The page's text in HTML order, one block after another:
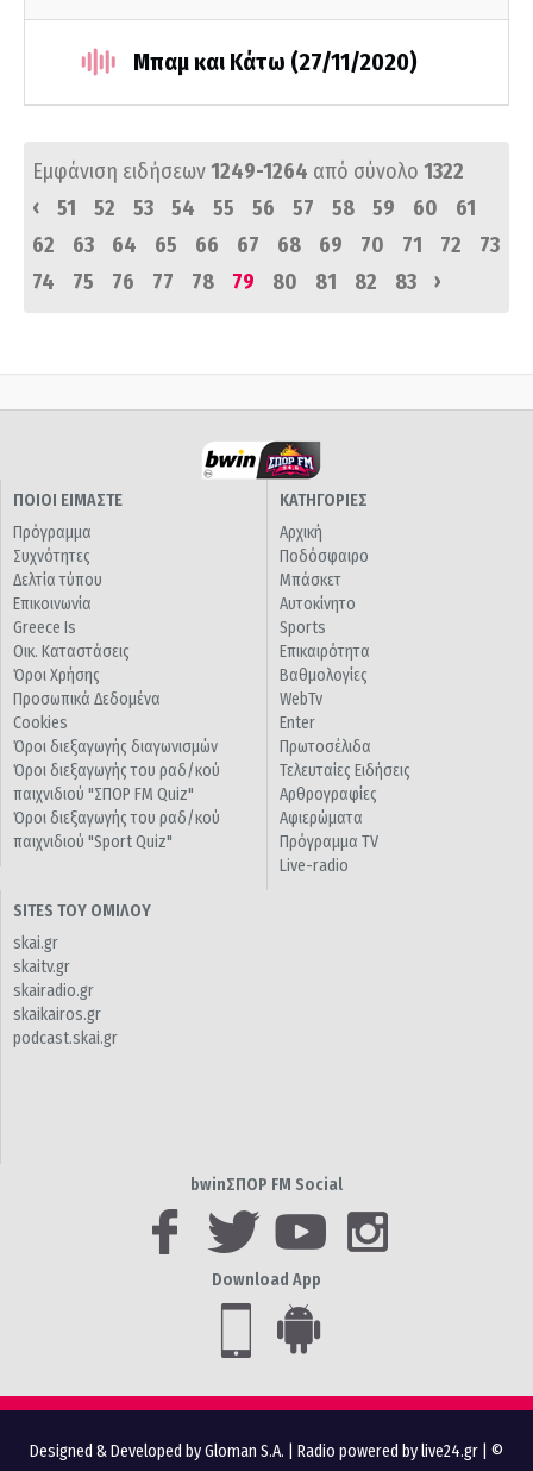
Μπαμ και Κάτω (27/11/2020)
Εμφάνιση ειδήσεων1249-1264 από σύνολο 1322
‹
51 52 53 54 55 56 57 58 59 60
61
62
63 64 65 66 67 68 69 70 71 72
73
74
75 76 77 78 79 80 81 82 83 ›
ΠΟΙΟΙ ΕΙΜΑΣΤΕ
Πρόγραμμα
Συχνότητες
Δελτία τύπου
Επικοινωνία
Greece Is
Οικ. Καταστάσεις
Όροι Χρήσης
Προσωπικά Δεδομένα
Cookies
Όροι διεξαγωγής διαγωνισμών
Όροι διεξαγωγής του ραδ/κού
παιχνιδιού "ΣΠΟΡ FM Quiz"
Όροι διεξαγωγής του ραδ/κού
παιχνιδιού "Sport Quiz"
ΚΑΤΗΓΟΡΙΕΣ
Αρχική
Ποδόσφαιρο
Μπάσκετ
Αυτοκίνητο
Sports
Επικαιρότητα
Βαθμολογίες
WebTv
Enter
Πρωτοσέλιδα
Τελευταίες Ειδήσεις
Αρθρογραφίες
Αφιερώματα
Πρόγραμμα TV
Live-radio
SITES ΤΟΥ ΟΜΙΛΟΥ
skai.gr
skaitv.gr
skairadio.gr
skaikairos.gr
podcast.skai.gr
bwinΣΠΟΡ FM Social
Download App
Designed & Developed by Gloman S.A. Radio powered by live24.gr | ©